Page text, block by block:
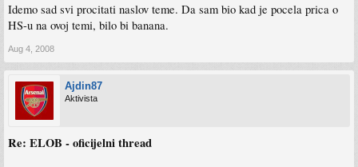
Idemo sad svi procitati naslov teme. Da sam bio kad je pocela prica o
HS-u na ovoj temi, bilo bi banana.
Aug 4, 2008
Ajdin87
Aktivista
Re: ELOB - oficijelni thread